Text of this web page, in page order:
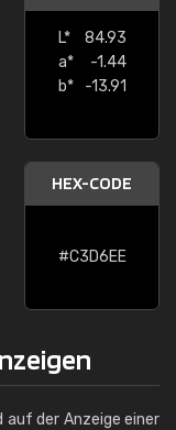
L*
84.93
a*
-1.44
b*
-13.91
HEX-CODE
#C3D6EE
auf der Anzeige einer